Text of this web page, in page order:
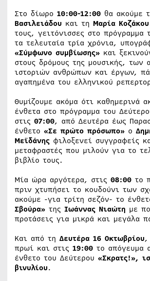
Στο δίωρο 10:00-12:00 θα ακούμε
Βασιλειάδου και τη Μαρία Κοζάκου
τους, γειτόνισσες στο πρόγραμμα
τα τελευταία τρία χρόνια,
«Σύμφωνο συμβίωσης» και
στους δρόμους της μουσικής, των
ιστοριών ανθρώπων και έργων,
αγαπημένα του ελληνικού
Θυμίζουμε ακόμα ότι καθημερινά
ένθετα στο πρόγραμμα του
στις 07:00, από Δευτέρα έως
ένθετο «Σε πρώτο πρόσωπο» ο
Μεϊδάνης φιλοξενεί συγγραφείς
μεταφραστές που μιλούν για το
βιβλίο τους.
Μία ώρα αργότερα, στις 08:00 το
πριν χτυπήσει το κουδούνι των
ακούμε -για τρίτη σεζόν- το
Σβούρα» της Ιωάννας Νιαώτη με
προτάσεις για μικρά και μεγάλα
Και από τη Δευτέρα 16 Οκτωβρίου,
πρωί και στις 19:00 το απόγευμα
ένθετο του Δεύτερου «Σκρατς!»,
βινυλίου.